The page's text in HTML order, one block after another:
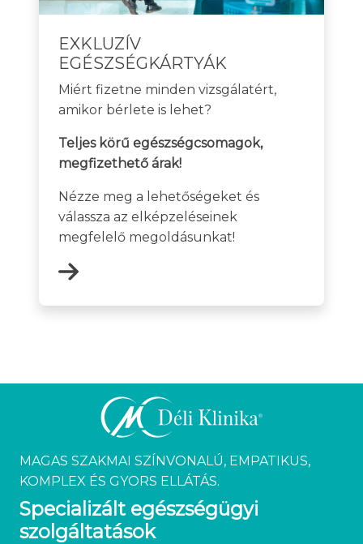
EXKLUZÍV
EGÉSZSÉGKÁRTYÁK
Miért fizetne minden vizsgálatért,
amikor bérlete is lehet?
Teljes körű egészségcsomagok,
megfizethető árak!
Nézze meg a lehetőségeket és
válassza az elképzeléseinek
megfelelő megoldásunkat!
MAGAS SZAKMAI SZÍNVONALÚ, EMPATIKUS,
KOMPLEX ÉS GYORS ELLÁTÁS.
Specializált egészségügyi
szolgáltatások